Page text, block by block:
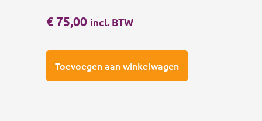
€75,00 incl. BTW
Toevoegen aan winkelwagen